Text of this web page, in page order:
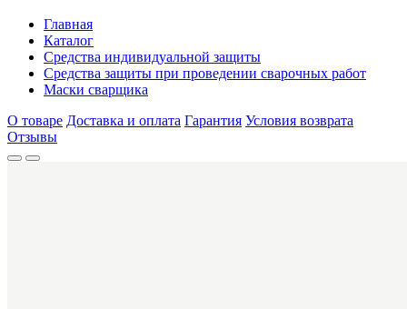
Главная
Каталог
Средства индивидуальной защиты
Средства защиты при проведении сварочных работ
Маски сварщика
О товаре Доставка и оплата Гарантия Условия возврата
Отзывы